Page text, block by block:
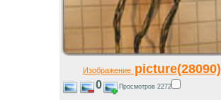
Изображениеpicture(28090)
0 Просмотров 2272